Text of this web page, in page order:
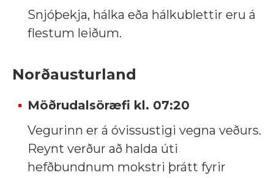
Snjóþekja, hálka eða hálkublettir eru á
flestum leiðum.
Norðausturland
Möðrudalsöræfi kl. 07:20
Vegurinn er á óvissustigi vegna veðurs.
Reynt verður að halda úti
hefðbundnum mokstri þrátt fyrir